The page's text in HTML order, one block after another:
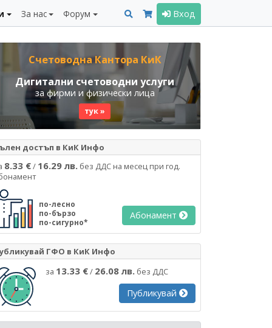
За нас Форум Вход
Счетоводна Кантора КиК
Дигитални счетоводни услуги
за фирми и физически лица
тук »
достъп в КиК Инфо
8.33 €/ 16.29 лв. без ДДС на месец при год.
по-лесно
по-бързо
по-сигурно*
Абонамент
ГФО в КиК Инфо
за 13.33 €/ 26.08 лв. без ДДС
Публикувай